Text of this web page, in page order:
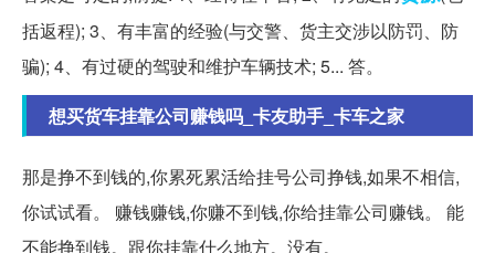
括返程); 3、有丰富的经验(与交警、货主交涉以防罚、防
骗); 4、有过硬的驾驶和维护车辆技术; 5... 答。
想买货车挂靠公司赚钱吗_卡友助手_卡车之家
那是挣不到钱的,你累死累活给挂号公司挣钱,如果不相信,
你试试看。 赚钱赚钱,你赚不到钱,你给挂靠公司赚钱。 能
不能挣到钱。跟你挂靠什么地方。没有。